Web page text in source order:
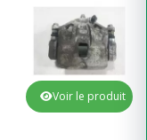
Voir le produit